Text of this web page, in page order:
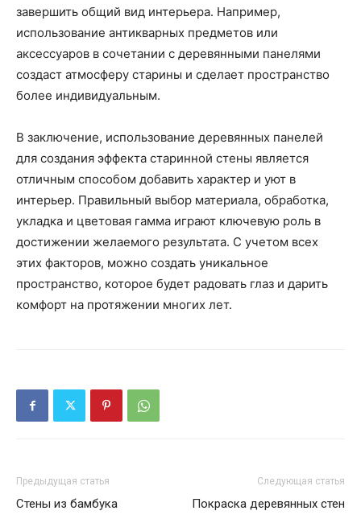
завершить общий вид интерьера. Например,
использование антикварных предметов или
аксессуаров в сочетании с деревянными панелями
создаст атмосферу старины и сделает пространство
более индивидуальным.
В заключение, использование деревянных панелей
для создания эффекта старинной стены является
отличным способом добавить характер и уют в
интерьер. Правильный выбор материала, обработка,
укладка и цветовая гамма играют ключевую роль в
достижении желаемого результата. С учетом всех
этих факторов, можно создать уникальное
пространство, которое будет радовать глаз и дарить
комфорт на протяжении многих лет.
Предыдущая статья
Стены из бамбука
Следующая статья
Покраска деревянных стен